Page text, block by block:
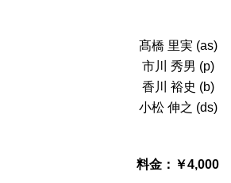
髙橋 里実 (as)
市川 秀男 (p)
香川 裕史 (b)
小松 伸之 (ds)
料金：￥4,000